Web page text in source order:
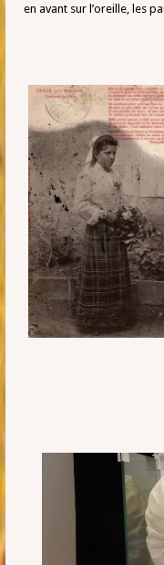
en avant sur l’oreille, les